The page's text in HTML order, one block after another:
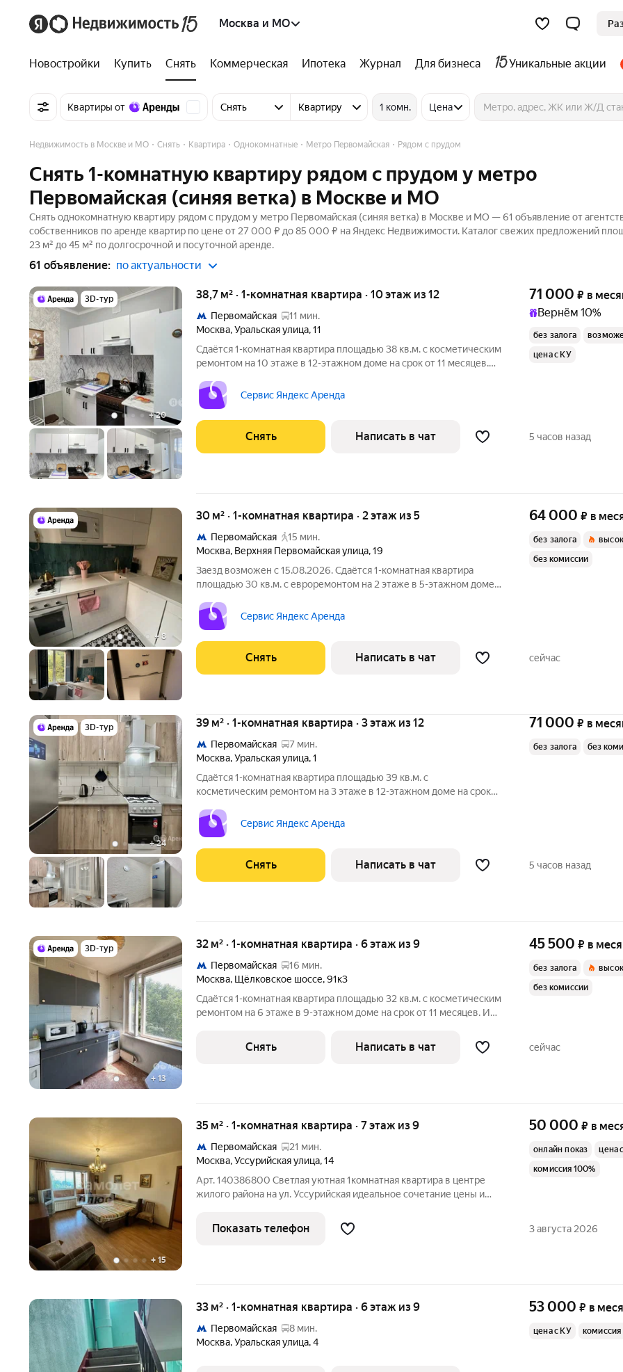
Москва и МО
Новостройки Купить Снять Коммерческая Ипотека Журнал Для бизнеса Уникальные акции
Квартиры от Снять Квартиру 1 комн. Цена
Недвижимость в Москве и МО Снять Квартира Однокомнатные Метро Первомайская Рядом с прудом
Снять 1-комнатную квартиру рядом с прудом у метро
Первомайская (синяя ветка) в Москве и МО
Снять однокомнатную квартиру рядом с прудом у метро Первомайская (синяя ветка) в Москве и МО — 61 объявление от
собственников по аренде квартир по цене от 27 000 ₽ до 85 000 ₽ на Яндекс Недвижимости. Каталог свежих предложений
23 м² до 45 м² по долгосрочной и посуточной аренде.
61 объявление: по актуальности
3D-тур
+20
38,7 м² · 1-комнатная квартира · 10 этаж из 12
Первомайская
11 мин.
Москва,Уральская улица,11
Сдаётся 1-комнатная квартира площадью 38 кв.м. с косметическим
ремонтом на 10 этаже в 12-этажном доме на срок от 11 месяцев.
Микроволновка Пылесос Дом - блочный, окна выходят во двор. В
Сервис Яндекс Аренда
71 000 ₽ в
Вернём 10%
без залога
цена с КУ
Снять Написать в чат 5 часов назад
+ 8
30 м² · 1-комнатная квартира · 2 этаж из 5
Первомайская
15 мин.
Москва, Верхняя Первомайская улица,19
Заезд возможен с 15.08.2026. Сдаётся 1-комнатная квартира
площадью 30 кв.м. с евроремонтом на 2 этаже в 5-этажном доме
Микроволновка Дом - кирпичный. В подъезде 1 лифт - 0 грузовых
и 1
Сервис Яндекс Аренда
64 000 ₽ в
без залога
без комиссии
Снять Написать в чат сейчас
3D-тур
+24
39 м² · 1-комнатная квартира · 3 этаж из 12
Первомайская
7 мин.
Москва,Уральская улица,1
Сдаётся 1-комнатная квартира площадью 39 кв.м. с
косметическим ремонтом на 3 этаже в 12-этажном доме на срок
Стиральная машина Холодильник Пылесос Дом - блочный, окна
выходят во двор. В
Сервис Яндекс Аренда
71 000 ₽ в
без залога без
Снять Написать в чат 5 часов назад
3D-тур
+ 13
32 м² · 1-комнатная квартира · 6 этаж из 9
Первомайская
16 мин.
Москва, Щёлковское шоссе,91к3
Сдаётся 1-комнатная квартира площадью 32 кв.м. с косметическим
ремонтом на 6 этаже в 9-этажном доме на срок от 11 месяцев. Из
Холодильник Микроволновка Дом - панельный, окна выходят во
45 500 ₽ в
без залога
без комиссии
Снять Написать в чат сейчас
+ 15
35 м² · 1-комнатная квартира · 7 этаж из 9
Первомайская
21 мин.
Москва,Уссурийская улица,14
Арт. 140386800 Светлая уютная 1комнатная квартира в центре
жилого района на ул. Уссурийская идеальное сочетание цены и
ощущение, что вы переезжаете не просто в жильё, а в свой
личный уголок
50 000 ₽ в
онлайн показ
цена
комиссия 100%
Показать телефон 3 августа 2026
33 м² · 1-комнатная квартира · 6 этаж из 9
Первомайская
8 мин.
Москва,Уральская улица,4
53 000 ₽ в
цена с КУ комиссия